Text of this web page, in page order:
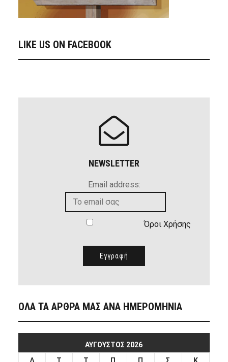
LIKE US ON FACEBOOK
NEWSLETTER
Email address:
Όροι Χρήσης
ΟΛΑ ΤΑ ΑΡΘΡΑ ΜΑΣ ΑΝΑ ΗΜΕΡΟΜΗΝΙΑ
ΑΎΓΟΥΣΤΟΣ 2026